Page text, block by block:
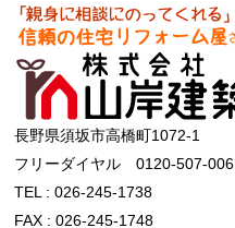
長野県須坂市高橋町1072-1
フリーダイヤル 0120-507-006
TEL : 026-245-1738
FAX : 026-245-1748